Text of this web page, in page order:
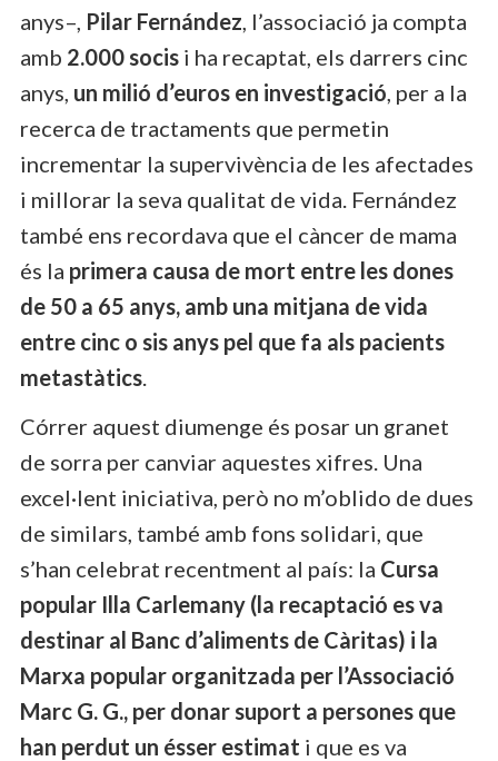
anys–, Pilar Fernández, l’associació ja compta
amb 2.000 socis i ha recaptat, els darrers cinc
anys, un milió d’euros en investigació, per a la
recerca de tractaments que permetin
incrementar la supervivència de les afectades
i millorar la seva qualitat de vida. Fernández
també ens recordava que el càncer de mama
és la primera causa de mort entre les dones
de 50 a 65 anys, amb una mitjana de vida
entre cinc o sis anys pel que fa als pacients
metastàtics.
Córrer aquest diumenge és posar un granet
de sorra per canviar aquestes xifres. Una
excel·lent iniciativa, però no m’oblido de dues
de similars, també amb fons solidari, que
s’han celebrat recentment al país: la Cursa
popular Illa Carlemany (la recaptació es va
destinar al Banc d’aliments de Càritas) i la
Marxa popular organitzada per l’Associació
Marc G. G., per donar suport a persones que
han perdut un ésser estimat i que es va